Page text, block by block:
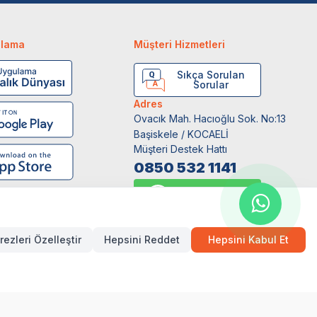
Müşteri Hizmetleri
Sıkça Sorulan
Sorular
Adres
Ovacık Mah. Hacıoğlu Sok. No:13
Başiskele / KOCAELİ
Müşteri Destek Hattı
0850 532 1141
WhatsApp Destek
0554 871 66 20
Özelleştir Hepsini Reddet Hepsini Kabul Et